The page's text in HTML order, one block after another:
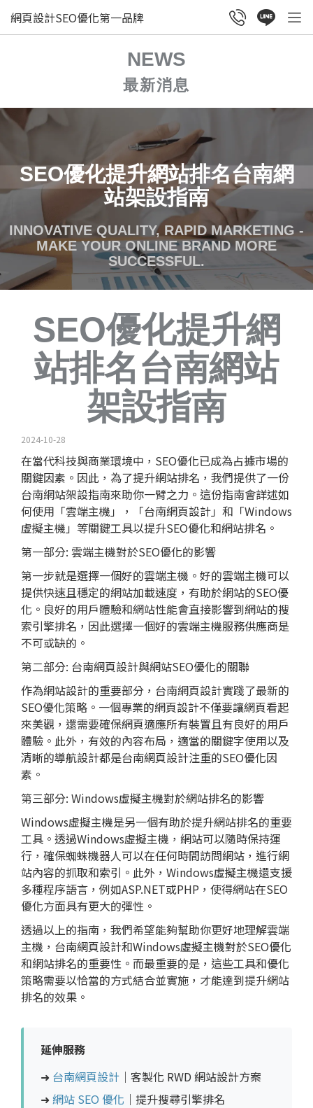
網頁設計SEO優化第一品牌
NEWS
最新消息
SEO優化提升網站排名台南網
站架設指南
INNOVATIVE QUALITY, RAPID MARKETING -
MAKE YOUR ONLINE BRAND MORE
SUCCESSFUL.
SEO優化提升網
站排名台南網站
架設指南
2024-10-28
在當代科技與商業環境中，SEO優化已成為占據市場的
關鍵因素。因此，為了提升網站排名，我們提供了一份
台南網站架設指南來助你一臂之力。這份指南會詳述如
何使用「雲端主機」，「台南網頁設計」和「Windows
虛擬主機」等關鍵工具以提升SEO優化和網站排名。
第一部分: 雲端主機對於SEO優化的影響
第一步就是選擇一個好的雲端主機。好的雲端主機可以
提供快速且穩定的網站加載速度，有助於網站的SEO優
化。良好的用戶體驗和網站性能會直接影響到網站的搜
索引擎排名，因此選擇一個好的雲端主機服務供應商是
不可或缺的。
第二部分: 台南網頁設計與網站SEO優化的關聯
作為網站設計的重要部分，台南網頁設計實踐了最新的
SEO優化策略。一個專業的網頁設計不僅要讓網頁看起
來美觀，還需要確保網頁適應所有裝置且有良好的用戶
體驗。此外，有效的內容布局，適當的關鍵字使用以及
清晰的導航設計都是台南網頁設計注重的SEO優化因
素。
第三部分: Windows虛擬主機對於網站排名的影響
Windows虛擬主機是另一個有助於提升網站排名的重要
工具。透過Windows虛擬主機，網站可以隨時保持運
行，確保蜘蛛機器人可以在任何時間訪問網站，進行網
站內容的抓取和索引。此外，Windows虛擬主機還支援
多種程序語言，例如ASP.NET或PHP，使得網站在SEO
優化方面具有更大的彈性。
透過以上的指南，我們希望能夠幫助你更好地理解雲端
主機，台南網頁設計和Windows虛擬主機對於SEO優化
和網站排名的重要性。而最重要的是，這些工具和優化
策略需要以恰當的方式結合並實施，才能達到提升網站
排名的效果。
延伸服務
➜ 台南網頁設計 ｜客製化 RWD 網站設計方案
➜ 網站 SEO 優化 ｜提升搜尋引擎排名